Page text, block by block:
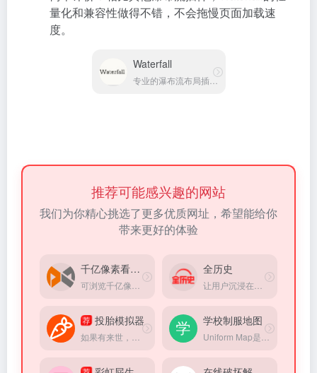
量化和兼容性做得不错，不会拖慢页面加载速
度。
Waterfall
专业的瀑布流布局插件工具
推荐可能感兴趣的网站
我们为你精心挑选了更多优质网址，希望能给你
带来更好的体验
千亿像素看中国 全历史
荐投胎模拟器 学校制服地图
Uniform Map是一个让使用者可以从Google地图去查询学校制服的网站，想知道某所学校所穿的制服，用这网站就能轻松解决